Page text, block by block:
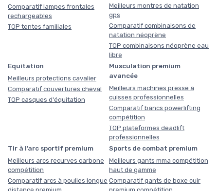
Comparatif lampes frontales
rechargeables
TOP tentes familiales
Meilleurs montres de natation
gps
Comparatif combinaisons de
natation néoprène
TOP combinaisons néoprène eau
libre
Equitation
Meilleurs protections cavalier
Comparatif couvertures cheval
TOP casques d'équitation
Musculation premium
avancée
Meilleurs machines presse à
cuisses professionnelles
Comparatif bancs powerlifting
compétition
TOP plateformes deadlift
professionnelles
Tir à l’arc sportif premium
Meilleurs arcs recurves carbone
compétition
Comparatif arcs à poulies longue
Sports de combat premium
Meilleurs gants mma compétition
haut de gamme
Comparatif gants de boxe cuir